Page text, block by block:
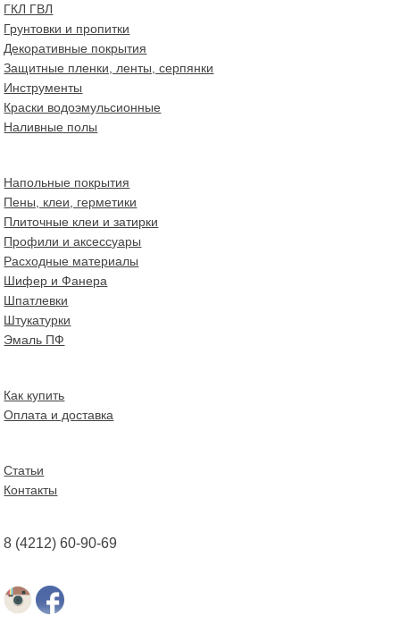
ГКЛ ГВЛ
Грунтовки и пропитки
Декоративные покрытия
Защитные пленки, ленты, серпянки
Инструменты
Краски водоэмульсионные
Наливные полы
Напольные покрытия
Пены, клеи, герметики
Плиточные клеи и затирки
Профили и аксессуары
Расходные материалы
Шифер и Фанера
Шпатлевки
Штукатурки
Эмаль ПФ
Как купить
Оплата и доставка
Статьи
Контакты
8 (4212) 60-90-69